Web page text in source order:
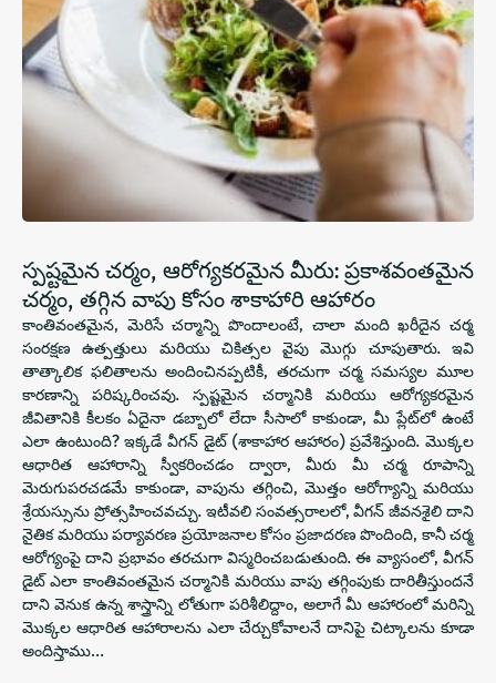
స్పష్టమైన చర్మం, ఆరోగ్యకరమైన మీరు: ప్రకాశవంతమైన
చర్మం, తగ్గిన వాపు కోసం శాకాహారి ఆహారం
కాంతివంతమైన, మెరిసే చర్మాన్ని పొందాలంటే, చాలా మంది ఖరీదైన చర్మ
సంరక్షణ ఉత్పత్తులు మరియు చికిత్సల వైపు మొగ్గు చూపుతారు. ఇవి
తాత్కాలిక ఫలితాలను అందించినప్పటికీ, తరచుగా చర్మ సమస్యల మూల
కారణాన్ని పరిష్కరించవు. స్పష్టమైన చర్మానికి మరియు ఆరోగ్యకరమైన
జీవితానికి కీలకం ఏదైనా డబ్బాలో లేదా సీసాలో కాకుండా, మీ ప్లేట్‌లో ఉంటే
ఎలా ఉంటుంది? ఇక్కడే వీగన్ డైట్ (శాకాహార ఆహారం) ప్రవేశిస్తుంది. మొక్కల
ఆధారిత ఆహారాన్ని స్వీకరించడం ద్వారా, మీరు మీ చర్మ రూపాన్ని
మెరుగుపరచడమే కాకుండా, వాపును తగ్గించి, మొత్తం ఆరోగ్యాన్ని మరియు
శ్రేయస్సును ప్రోత్సహించవచ్చు. ఇటీవలి సంవత్సరాలలో, వీగన్ జీవనశైలి దాని
నైతిక మరియు పర్యావరణ ప్రయోజనాల కోసం ప్రజాదరణ పొందింది, కానీ చర్మ
ఆరోగ్యంపై దాని ప్రభావం తరచుగా విస్మరించబడుతుంది. ఈ వ్యాసంలో, వీగన్
డైట్ ఎలా కాంతివంతమైన చర్మానికి మరియు వాపు తగ్గింపుకు దారితీస్తుందనే
దాని వెనుక ఉన్న శాస్త్రాన్ని లోతుగా పరిశీలిద్దాం, అలాగే మీ ఆహారంలో మరిన్ని
మొక్కల ఆధారిత ఆహారాలను ఎలా చేర్చుకోవాలనే దానిపై చిట్కాలను కూడా
అందిస్తాము…